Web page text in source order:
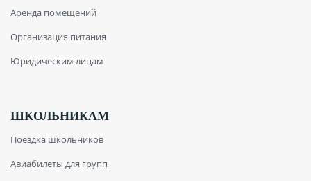
Аренда помещений
Организация питания
Юридическим лицам
ШКОЛЬНИКАМ
Поездка школьников
Авиабилеты для групп